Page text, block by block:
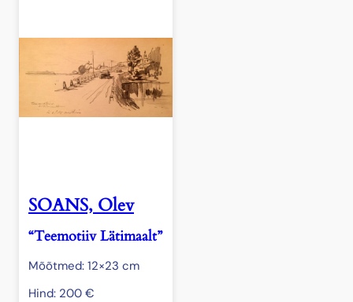
SOANS, Olev
“Teemotiiv Lätimaalt”
Mõõtmed: 12×23 cm
Hind: 200 €